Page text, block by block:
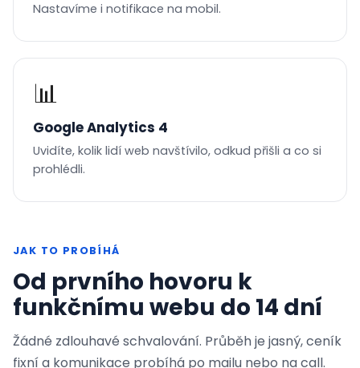
Nastavíme i notifikace na mobil.
📊
Google Analytics 4
Uvidíte, kolik lidí web navštívilo, odkud přišli a co si
prohlédli.
JAK TO PROBÍHÁ
Od prvního hovoru k
funkčnímu webu do 14 dní
Žádné zdlouhavé schvalování. Průběh je jasný, ceník
fixní a komunikace probíhá po mailu nebo na call.